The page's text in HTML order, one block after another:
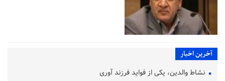
آخرین اخبار
نشاط والدین، یکی از فواید فرزند آوری